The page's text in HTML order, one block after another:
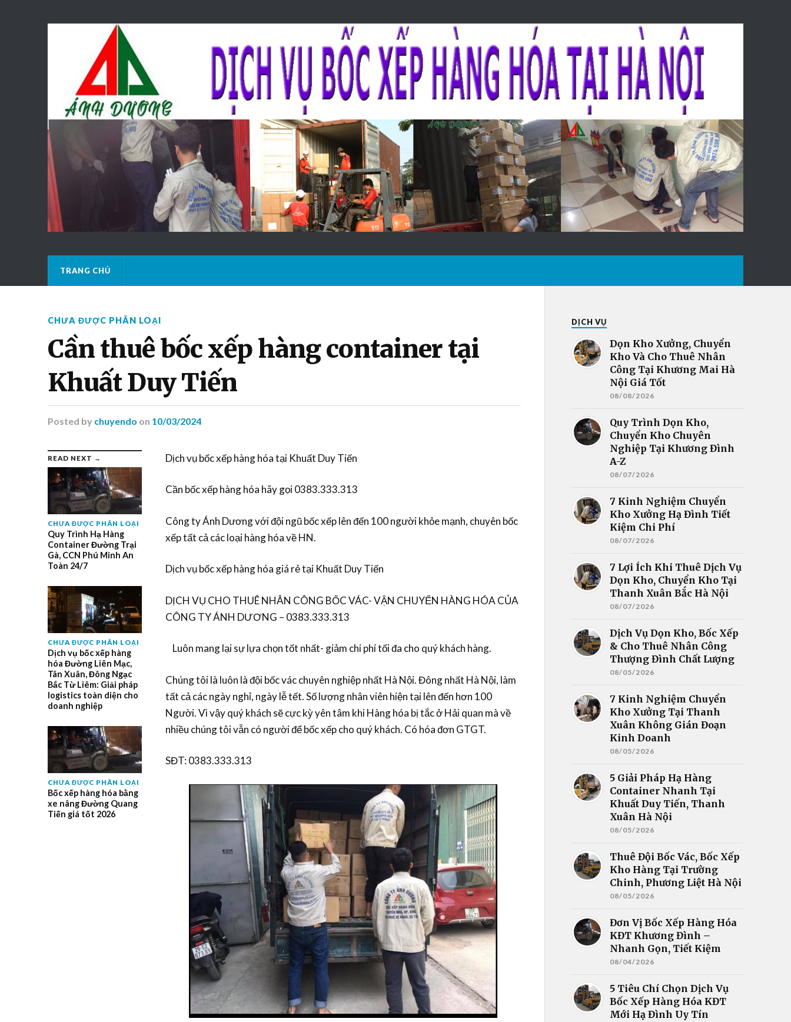
TRANG CHỦ
CHƯA ĐƯỢC PHÂN LOẠI
Cần thuê bốc xếp hàng container tại
Khuất Duy Tiến
Posted by chuyendo on 10/03/2024
READ NEXT →
CHƯA ĐƯỢC PHÂN LOẠI
Quy Trình Hạ Hàng
Container Đường Trại
Gà, CCN Phú Minh An
Toàn 24/7
CHƯA ĐƯỢC PHÂN LOẠI
Dịch vụ bốc xếp hàng
hóa Đường Liên Mạc,
Tân Xuân, Đông Ngạc
Bắc Từ Liêm: Giải pháp
logistics toàn diện cho
doanh nghiệp
CHƯA ĐƯỢC PHÂN LOẠI
Bốc xếp hàng hóa bằng
xe nâng Đường Quang
Tiến giá tốt 2026
Dịch vụ bốc xếp hàng hóa tại Khuất Duy Tiến
Cần bốc xếp hàng hóa hãy gọi 0383.333.313
Công ty Ánh Dương với đội ngũ bốc xếp lên đến 100 người khỏe mạnh, chuyên bốc
xếp tất cả các loại hàng hóa về HN.
Dịch vụ bốc xếp hàng hóa giá rẻ tại Khuất Duy Tiến
DỊCH VỤ CHO THUÊ NHÂN CÔNG BỐC VÁC- VẬN CHUYỂN HÀNG HÓA CỦA
CÔNG TY ÁNH DƯƠNG – 0383.333.313
Luôn mang lại sự lựa chọn tốt nhất- giảm chi phí tối đa cho quý khách hàng.
Chúng tôi là luôn là đội bốc vác chuyên nghiệp nhất Hà Nội. Đông nhất Hà Nội, làm
tất cả các ngày nghỉ, ngày lễ tết. Số lượng nhân viên hiện tại lên đến hơn 100
Người. Vì vậy quý khách sẽ cực kỳ yên tâm khi Hàng hóa bị tắc ở Hải quan mà về
nhiều chúng tôi vẫn có người để bốc xếp cho quý khách. Có hóa đơn GTGT.
SĐT: 0383.333.313
DỊCH VỤ
Dọn Kho Xưởng, Chuyển
Kho Và Cho Thuê Nhân
Công Tại Khương Mai Hà
Nội Giá Tốt
08/08/2026
Quy Trình Dọn Kho,
Chuyển Kho Chuyên
Nghiệp Tại Khương Đình
A-Z
08/07/2026
7 Kinh Nghiệm Chuyển
Kho Xưởng Hạ Đình Tiết
Kiệm Chi Phí
08/07/2026
7 Lợi Ích Khi Thuê Dịch Vụ
Dọn Kho, Chuyển Kho Tại
Thanh Xuân Bắc Hà Nội
08/07/2026
Dịch Vụ Dọn Kho, Bốc Xếp
& Cho Thuê Nhân Công
Thượng Đình Chất Lượng
08/05/2026
7 Kinh Nghiệm Chuyển
Kho Xưởng Tại Thanh
Xuân Không Gián Đoạn
Kinh Doanh
08/05/2026
5 Giải Pháp Hạ Hàng
Container Nhanh Tại
Khuất Duy Tiến, Thanh
Xuân Hà Nội
08/05/2026
Thuê Đội Bốc Vác, Bốc Xếp
Kho Hàng Tại Trường
Chinh, Phương Liệt Hà Nội
08/05/2026
Đơn Vị Bốc Xếp Hàng Hóa
KĐT Khương Đình –
Nhanh Gọn, Tiết Kiệm
08/04/2026
5 Tiêu Chí Chọn Dịch Vụ
Bốc Xếp Hàng Hóa KĐT
Mới Hạ Đình Uy Tín